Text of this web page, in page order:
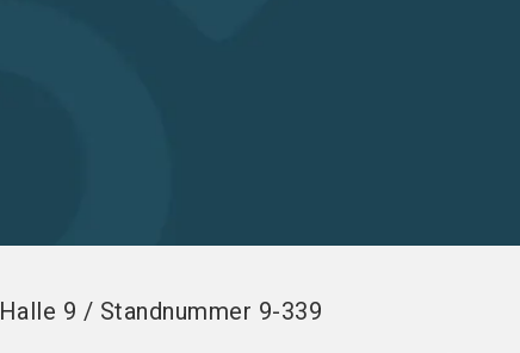
Halle 9 / Standnummer 9-339